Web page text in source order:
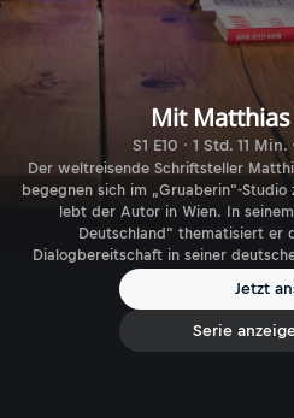
Mit
S1 E10 · 1 Std. 11
Der weltreisende Schriftsteller
begegnen sich im „Gruaberin“-
lebt der Autor in Wien. In
Deutschland“ thematisiert er
Dialogbereitschaft in seiner
Beobachter der Gegenwart
Laufen, das Reisen oder auch über
ehrliches, offenes und auch
Jetzt
Serie